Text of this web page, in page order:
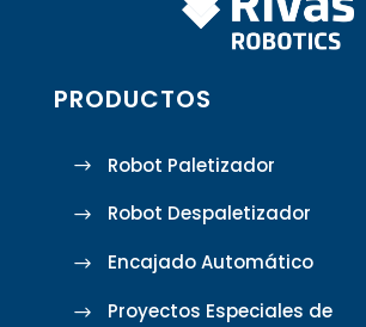
PRODUCTOS
Robot Paletizador
Robot Despaletizador
Encajado Automático
Proyectos Especiales de